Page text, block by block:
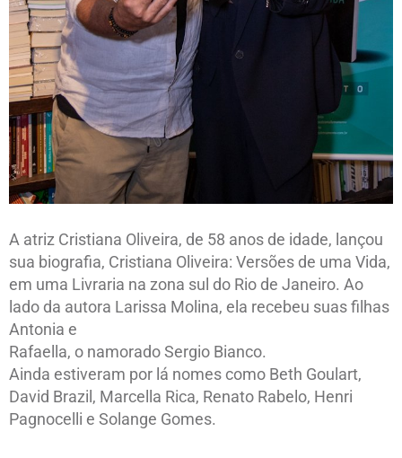
A atriz Cristiana Oliveira, de 58 anos de idade, lançou
sua biografia, Cristiana Oliveira: Versões de uma Vida,
em uma Livraria na zona sul do Rio de Janeiro. Ao
lado da autora Larissa Molina, ela recebeu suas filhas
Antonia e
Rafaella, o namorado Sergio Bianco.
Ainda estiveram por lá nomes como Beth Goulart,
David Brazil, Marcella Rica, Renato Rabelo, Henri
Pagnocelli e Solange Gomes.